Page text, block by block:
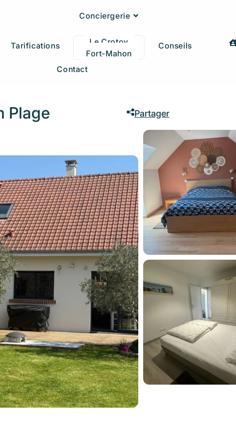
Tarifications
Conciergerie
Le Crotoy
Fort-Mahon
Conseils
Contact
Plage Partager